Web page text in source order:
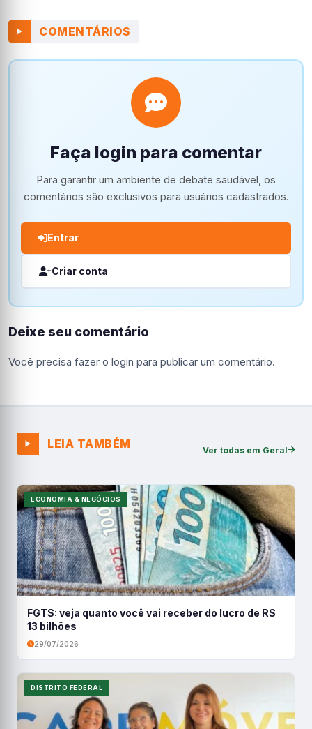
COMENTÁRIOS
Faça login para comentar
Para garantir um ambiente de debate saudável, os
comentários são exclusivos para usuários cadastrados.
Entrar
Criar conta
Deixe seu comentário
Você precisa fazer o login para publicar um comentário.
LEIA TAMBÉM Ver todas em Geral
ECONOMIA & NEGÓCIOS
FGTS: veja quanto você vai receber do lucro de R$
13 bilhões
29/07/2026
DISTRITO FEDERAL